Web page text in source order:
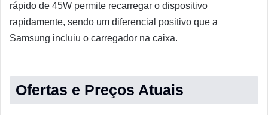
rápido de 45W permite recarregar o dispositivo
rapidamente, sendo um diferencial positivo que a
Samsung incluiu o carregador na caixa.
Ofertas e Preços Atuais